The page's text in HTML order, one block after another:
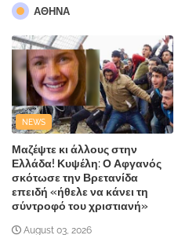
ΑΘΗΝΑ
NEWS
Μαζέψτε κι άλλους στην
Ελλάδα! Κυψέλη: Ο Αφγανός
σκότωσε την Βρετανίδα
επειδή «ήθελε να κάνει τη
σύντροφό του χριστιανή»
August 03, 2026